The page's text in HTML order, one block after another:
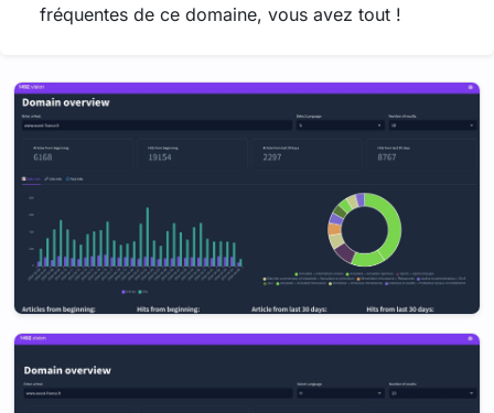
fréquentes de ce domaine, vous avez tout !